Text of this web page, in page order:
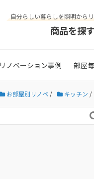
自分らしい暮らしを照明から
商品を探す
リノベーション事例 部屋
お部屋別リノベ / キッチン /